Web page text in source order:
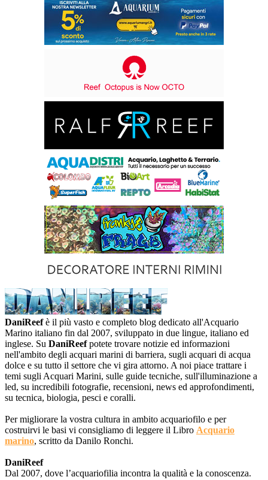
DaniReefè il più vasto e completo blog dedicato all'Acquario
Marino italiano fin dal 2007, sviluppato in due lingue, italiano ed
inglese. Su DaniReefpotete trovare notizie ed informazioni
nell'ambito degli acquari marini di barriera, sugli acquari di acqua
dolce e su tutto il settore che vi gira attorno. A noi piace trattare i
temi sugli Acquari Marini, sulle guide tecniche, sull'illuminazione a
led, su incredibili fotografie, recensioni, news ed approfondimenti,
su tecnica, biologia, pesci e coralli.
Per migliorare la vostra cultura in ambito acquariofilo e per
costruirvi le basi vi consigliamo di leggere il Libro Acquario
marino, scritto da Danilo Ronchi.
DaniReef
Dal 2007, dove l’acquariofilia incontra la qualità e la conoscenza.